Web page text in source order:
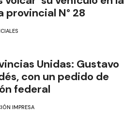
provincial N° 28
Unidas: Gustavo
con un pedido de
federal
IMPRESA